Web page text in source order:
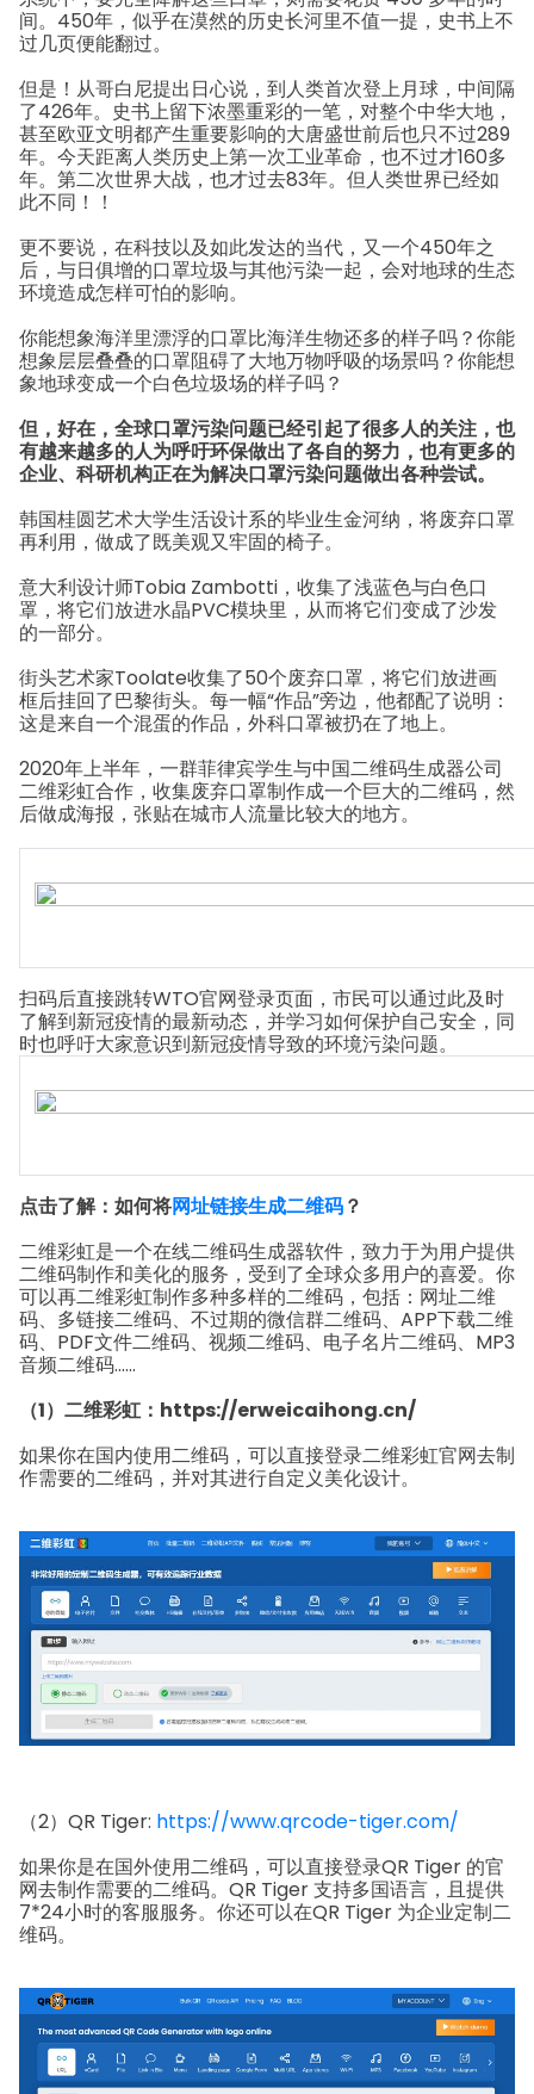
间。 450年，似乎在漠然的历史长河里不值一提，史书上不
过几页便能翻过。
但是！ 从哥白尼提出日心说，到人类首次登上月球，中间隔
了426年。 史书上留下浓墨重彩的一笔，对整个中华大地，
甚至欧亚文明都产生重要影响的大唐盛世前后也只不过289
年。 今天距离人类历史上第一次工业革命，也不过才160多
年。 第二次世界大战，也才过去83年。 但人类世界已经如
此不同！！
更不要说，在科技以及如此发达的当代，又一个450年之
后，与日俱增的口罩垃圾与其他污染一起，会对地球的生态
环境造成怎样可怕的影响。
你能想象海洋里漂浮的口罩比海洋生物还多的样子吗？你能
想象层层叠叠的口罩阻碍了大地万物呼吸的场景吗？你能想
象地球变成一个白色垃圾场的样子吗？
但，好在，全球口罩污染问题已经引起了很多人的关注，也
有越来越多的人为呼吁环保做出了各自的努力，也有更多的
企业、科研机构正在为解决口罩污染问题做出各种尝试。
韩国桂圆艺术大学生活设计系的毕业生金河纳，将废弃口罩
再利用，做成了既美观又牢固的椅子。
意大利设计师Tobia Zambotti，收集了浅蓝色与白色口
罩，将它们放进水晶PVC模块里，从而将它们变成了沙发
的一部分。
街头艺术家Toolate收集了50个废弃口罩，将它们放进画
框后挂回了巴黎街头。每一幅“作品”旁边，他都配了说明：
这是来自一个混蛋的作品，外科口罩被扔在了地上。
2020年上半年，一群菲律宾学生与中国二维码生成器公司
二维彩虹合作，收集废弃口罩制作成一个巨大的二维码，然
后做成海报，张贴在城市人流量比较大的地方。
扫码后直接跳转WTO官网登录页面，市民可以通过此及时
了解到新冠疫情的最新动态，并学习如何保护自己安全，同
时也呼吁大家意识到新冠疫情导致的环境污染问题。
点击了解：如何将网址链接生成二维码？
二维彩虹是一个在线二维码生成器软件，致力于为用户提供
二维码制作和美化的服务，受到了全球众多用户的喜爱。你
可以再二维彩虹制作多种多样的二维码，包括：网址二维
码、多链接二维码、不过期的微信群二维码、APP下载二维
码、PDF文件二维码、视频二维码、电子名片二维码、MP3
音频二维码......
（1）二维彩虹：https://erweicaihong.cn/
如果你在国内使用二维码，可以直接登录二维彩虹官网去制
作需要的二维码，并对其进行自定义美化设计。
（2）QR Tiger: https://www.qrcode-tiger.com/
如果你是在国外使用二维码，可以直接登录QR Tiger 的官
网去制作需要的二维码。QR Tiger 支持多国语言，且提供
7*24小时的客服服务。你还可以在QR Tiger 为企业定制二
维码。